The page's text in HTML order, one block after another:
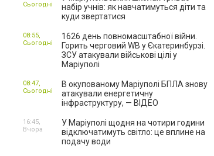
набір учнів: як навчатимуться діти та
куди звертатися
Сьогодні
1626 день повномасштабної війни.
Горить черговий WB у Єкатеринбурзі.
ЗСУ атакували військові цілі у
Маріуполі
08:55,
Сьогодні
В окупованому Маріуполі БПЛА знову
атакували енергетичну
інфраструктуру, — ВІДЕО
08:47,
Сьогодні
У Маріуполі щодня на чотири години
відключатимуть світло: це вплине на
подачу води
16:45,
Вчора